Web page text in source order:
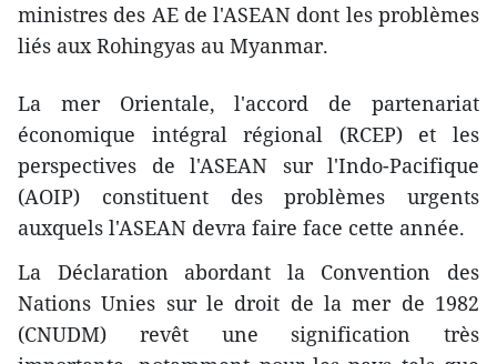
ministres des AE de l'ASEAN dont les problèmes
liés aux Rohingyas au Myanmar.
La mer Orientale, l'accord de partenariat
économique intégral régional (RCEP) et les
perspectives de l'ASEAN sur l'Indo-Pacifique
(AOIP) constituent des problèmes urgents
auxquels l'ASEAN devra faire face cette année.
La Déclaration abordant la Convention des
Nations Unies sur le droit de la mer de 1982
(CNUDM) revêt une signification très